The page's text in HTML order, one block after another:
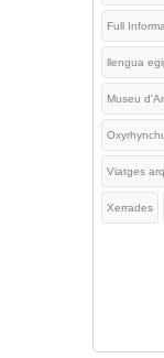
Full
llengua
Museu
Viatges
Xerrades